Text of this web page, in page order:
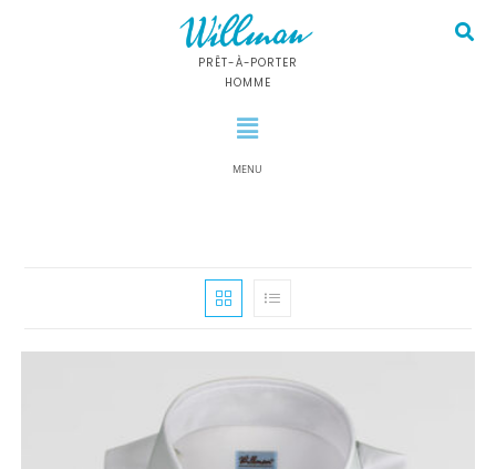
PRÊT-À-PORTER
HOMME
MENU